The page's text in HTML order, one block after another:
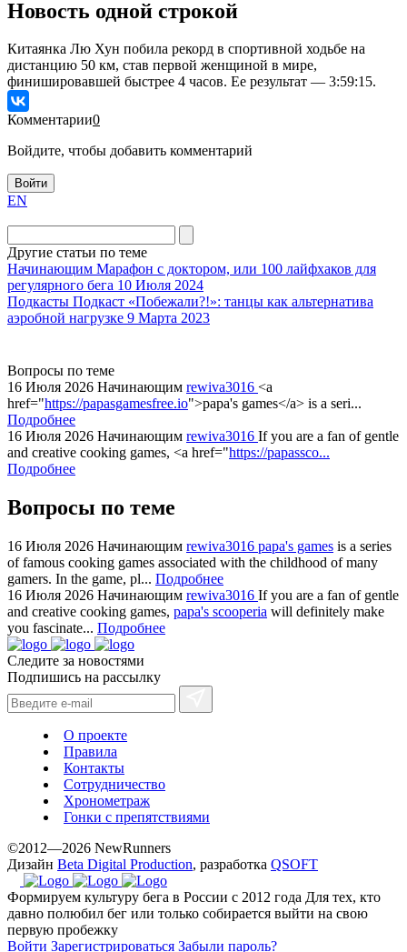
Новость одной строкой
Китаянка Лю Хун побила рекорд в спортивной ходьбе на
дистанцию 50 км, став первой женщиной в мире,
финишировавшей быстрее 4 часов. Ее результат — 3:59:15.
Комментарии0
Войдите, чтобы добавить комментарий
Войти
EN
Другие статьи по теме
Начинающим Марафон с доктором, или 100 лайфхаков для
регулярного бега 10 Июля 2024
Подкасты Подкаст «Побежали?!»: танцы как альтернатива
аэробной нагрузке 9 Марта 2023
Вопросы по теме
16 Июля 2026 Начинающим rewiva3016 <a
href="https://papasgamesfree.io">papa's games</a> is a seri...
Подробнее
16 Июля 2026 Начинающим rewiva3016 If you are a fan of gentle
and creative cooking games, <a href="https://papassco...
Подробнее
Вопросы по теме
16 Июля 2026 Начинающим rewiva3016 papa's games is a series
of famous cooking games associated with the childhood of many
gamers. In the game, pl... Подробнее
16 Июля 2026 Начинающим rewiva3016 If you are a fan of gentle
and creative cooking games, papa's scooperia will definitely make
you fascinate... Подробнее
Следите за новостями
Подпишись на рассылку
О проекте
Правила
Контакты
Сотрудничество
Хронометраж
Гонки с препятствиями
©2012—2026 NewRunners
Дизайн Beta Digital Production, разработка QSOFT
Формируем культуру бега в России с 2012 года Для тех, кто
давно полюбил бег или только собирается выйти на свою
первую пробежку
Войти Зарегистрироваться Забыли пароль?